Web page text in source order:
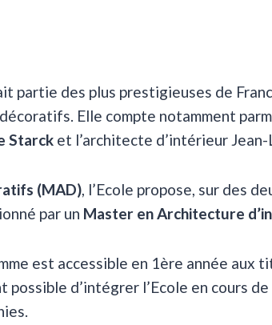
partie des plus prestigieuses de
Elle compte notamment
Starck et l’architecte d’intérieur
(MAD), l’Ecole propose, sur des
par un Master en Architecture
est accessible en 1ère année aux
d’intégrer l’Ecole en cours